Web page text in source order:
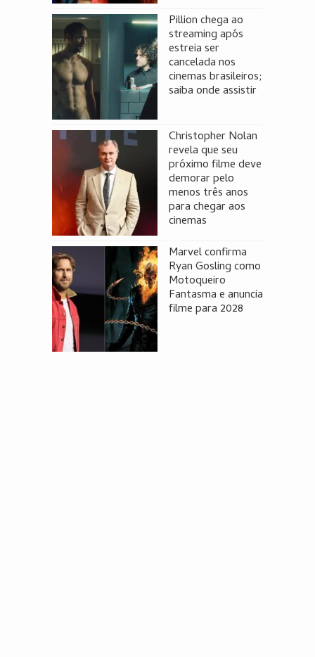
Pillion chega ao
streaming após
estreia ser
cancelada nos
cinemas brasileiros;
saiba onde assistir
Christopher Nolan
revela que seu
próximo filme deve
demorar pelo
menos três anos
para chegar aos
cinemas
Marvel confirma
Ryan Gosling como
Motoqueiro
Fantasma e anuncia
filme para 2028